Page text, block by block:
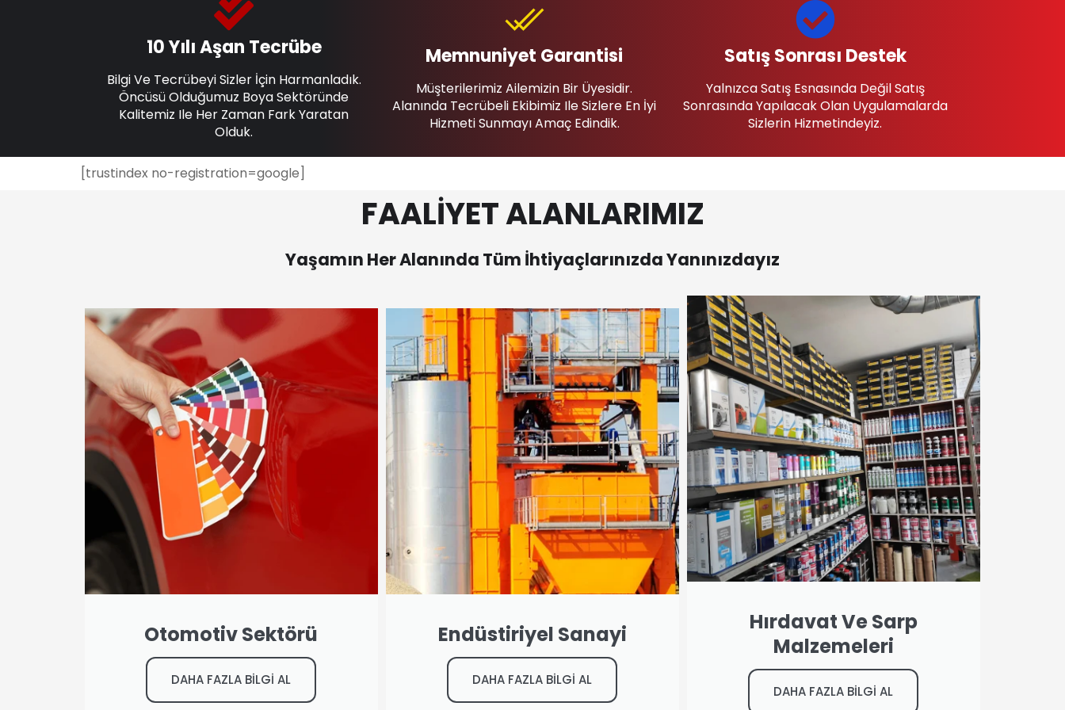
10 Yılı Aşan Tecrübe
Bilgi Ve Tecrübeyi Sizler İçin Harmanladık.
Öncüsü Olduğumuz Boya Sektöründe
Kalitemiz Ile Her Zaman Fark Yaratan
Olduk.
Memnuniyet Garantisi
Müşterilerimiz Ailemizin Bir Üyesidir.
Alanında Tecrübeli Ekibimiz Ile Sizlere En İyi
Hizmeti Sunmayı Amaç Edindik.
Satış Sonrası Destek
Yalnızca Satış Esnasında Değil Satış
Sonrasında Yapılacak Olan Uygulamalarda
Sizlerin Hizmetindeyiz.
[trustindex no-registration=google]
FAALİYET ALANLARIMIZ
Yaşamın Her Alanında Tüm İhtiyaçlarınızda Yanınızdayız
Otomotiv Sektörü
DAHA FAZLA BİLGİ AL
Endüstiriyel Sanayi
DAHA FAZLA BİLGİ AL
Hırdavat Ve Sarp
Malzemeleri
DAHA FAZLA BİLGİ AL